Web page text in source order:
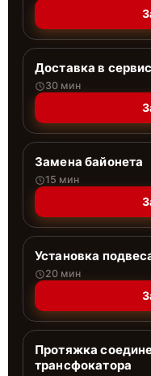
Доставка в
30 мин
Замена байонета
15 мин
Установка
20 мин
Протяжка
трансфокатора